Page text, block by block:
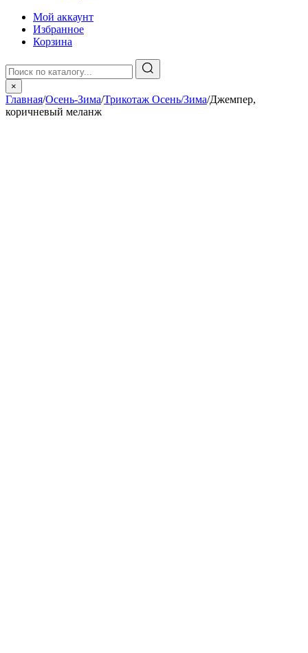
Мой аккаунт
Избранное
Корзина
×
Главная/Осень-Зима/Трикотаж Осень/Зима/Джемпер,
коричневый меланж